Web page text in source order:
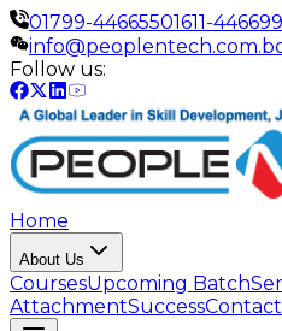
01799-44665501611-446699
Follow us:
Home
About Us
CoursesUpcoming Batch
AttachmentSuccessContact